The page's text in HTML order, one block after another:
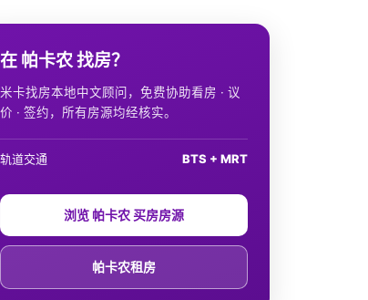
在 帕卡农 找房？
米卡找房本地中文顾问，免费协助看房 · 议
价 · 签约，所有房源均经核实。
轨道交通 BTS + MRT
浏览 帕卡农 买房房源
帕卡农租房